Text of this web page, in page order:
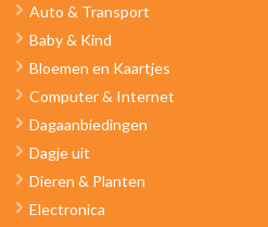
Auto & Transport
Baby & Kind
Bloemen en Kaartjes
Computer & Internet
Dagaanbiedingen
Dagje uit
Dieren & Planten
Electronica